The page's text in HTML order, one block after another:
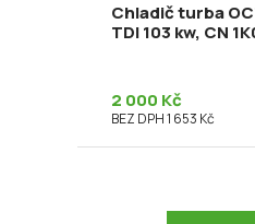
Chladič turba
TDI 103 kw, CN
2 000 Kč
BEZ DPH 1 653 Kč